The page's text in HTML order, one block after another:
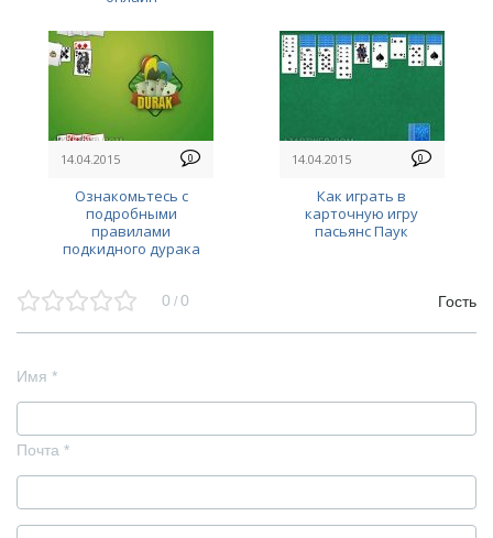
14.04.2015 0
Ознакомьтесь с
подробными
правилами
подкидного дурака
14.04.2015 0
Как играть в
карточную игру
пасьянс Паук
0 / 0 Гость
Имя *
Почта *